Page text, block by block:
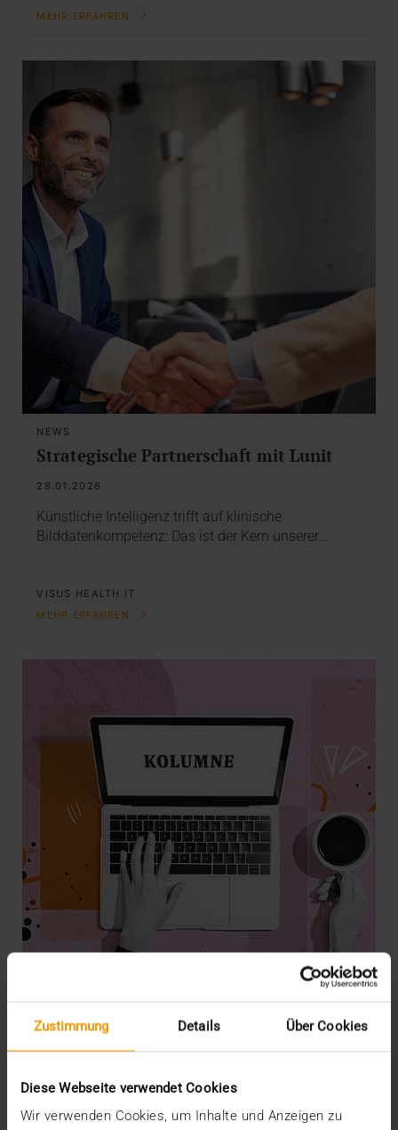
Zustimmung Details Über Cookies
Diese Webseite verwendet Cookies
Wir verwenden Cookies, um Inhalte und Anzeigen zu
MEHR ERFAHREN
NEWS
Strategische Partnerschaft mit Lunit
28.01.2026
Künstliche Intelligenz trifft auf klinische
Bilddatenkompetenz: Das ist der Kern unserer…
VISUS HEALTH IT
MEHR ERFAHREN
KOLUMNE
Der Assistent auf dem Smartphone
15.01.2026
Mehrere europäische Teams der CGM arbeiten an